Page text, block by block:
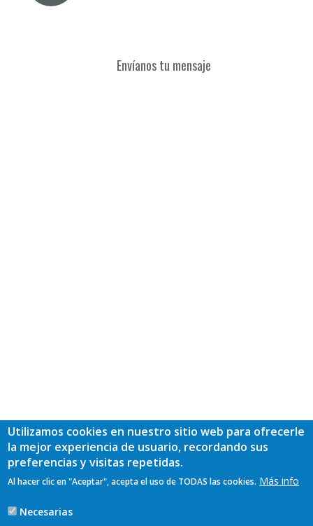
Envíanos tu mensaje
Utilizamos cookies en nuestro sitio web para ofrecerle
la mejor experiencia de usuario, recordando sus
preferencias y visitas repetidas.
Al hacer clic en "Aceptar", acepta el uso de TODAS las cookies. Más info
Necesarias